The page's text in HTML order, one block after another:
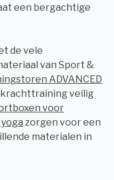
een bergachtige
de vele
van Sport &
ADVANCED
veilig
voor
zorgen voor een
materialen in